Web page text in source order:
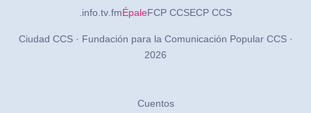
.info .tv .fmÉpaleFCP CCSECP CCS
Ciudad CCS · Fundación para la Comunicación Popular CCS ·
2026
Cuentos